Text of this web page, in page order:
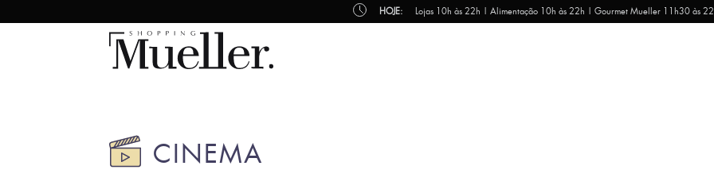
HOJE: Lojas 10h às 22h | Alimentação 10h às 22h | Gourmet Mueller 11h30 às
CINEMA